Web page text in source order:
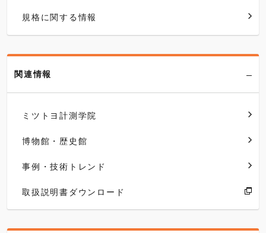
規格に関する情報
関連情報
ミツトヨ計測学院
博物館・歴史館
事例・技術トレンド
取扱説明書ダウンロード